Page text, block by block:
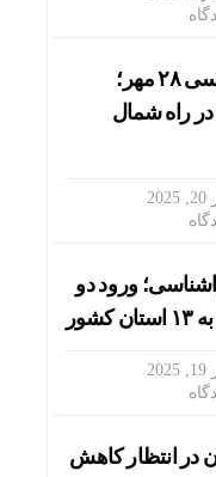
پیش‌بینی هواشناسی ۲۸ مهر؛
راه شمال
ورود دو
در انتظار کاهش